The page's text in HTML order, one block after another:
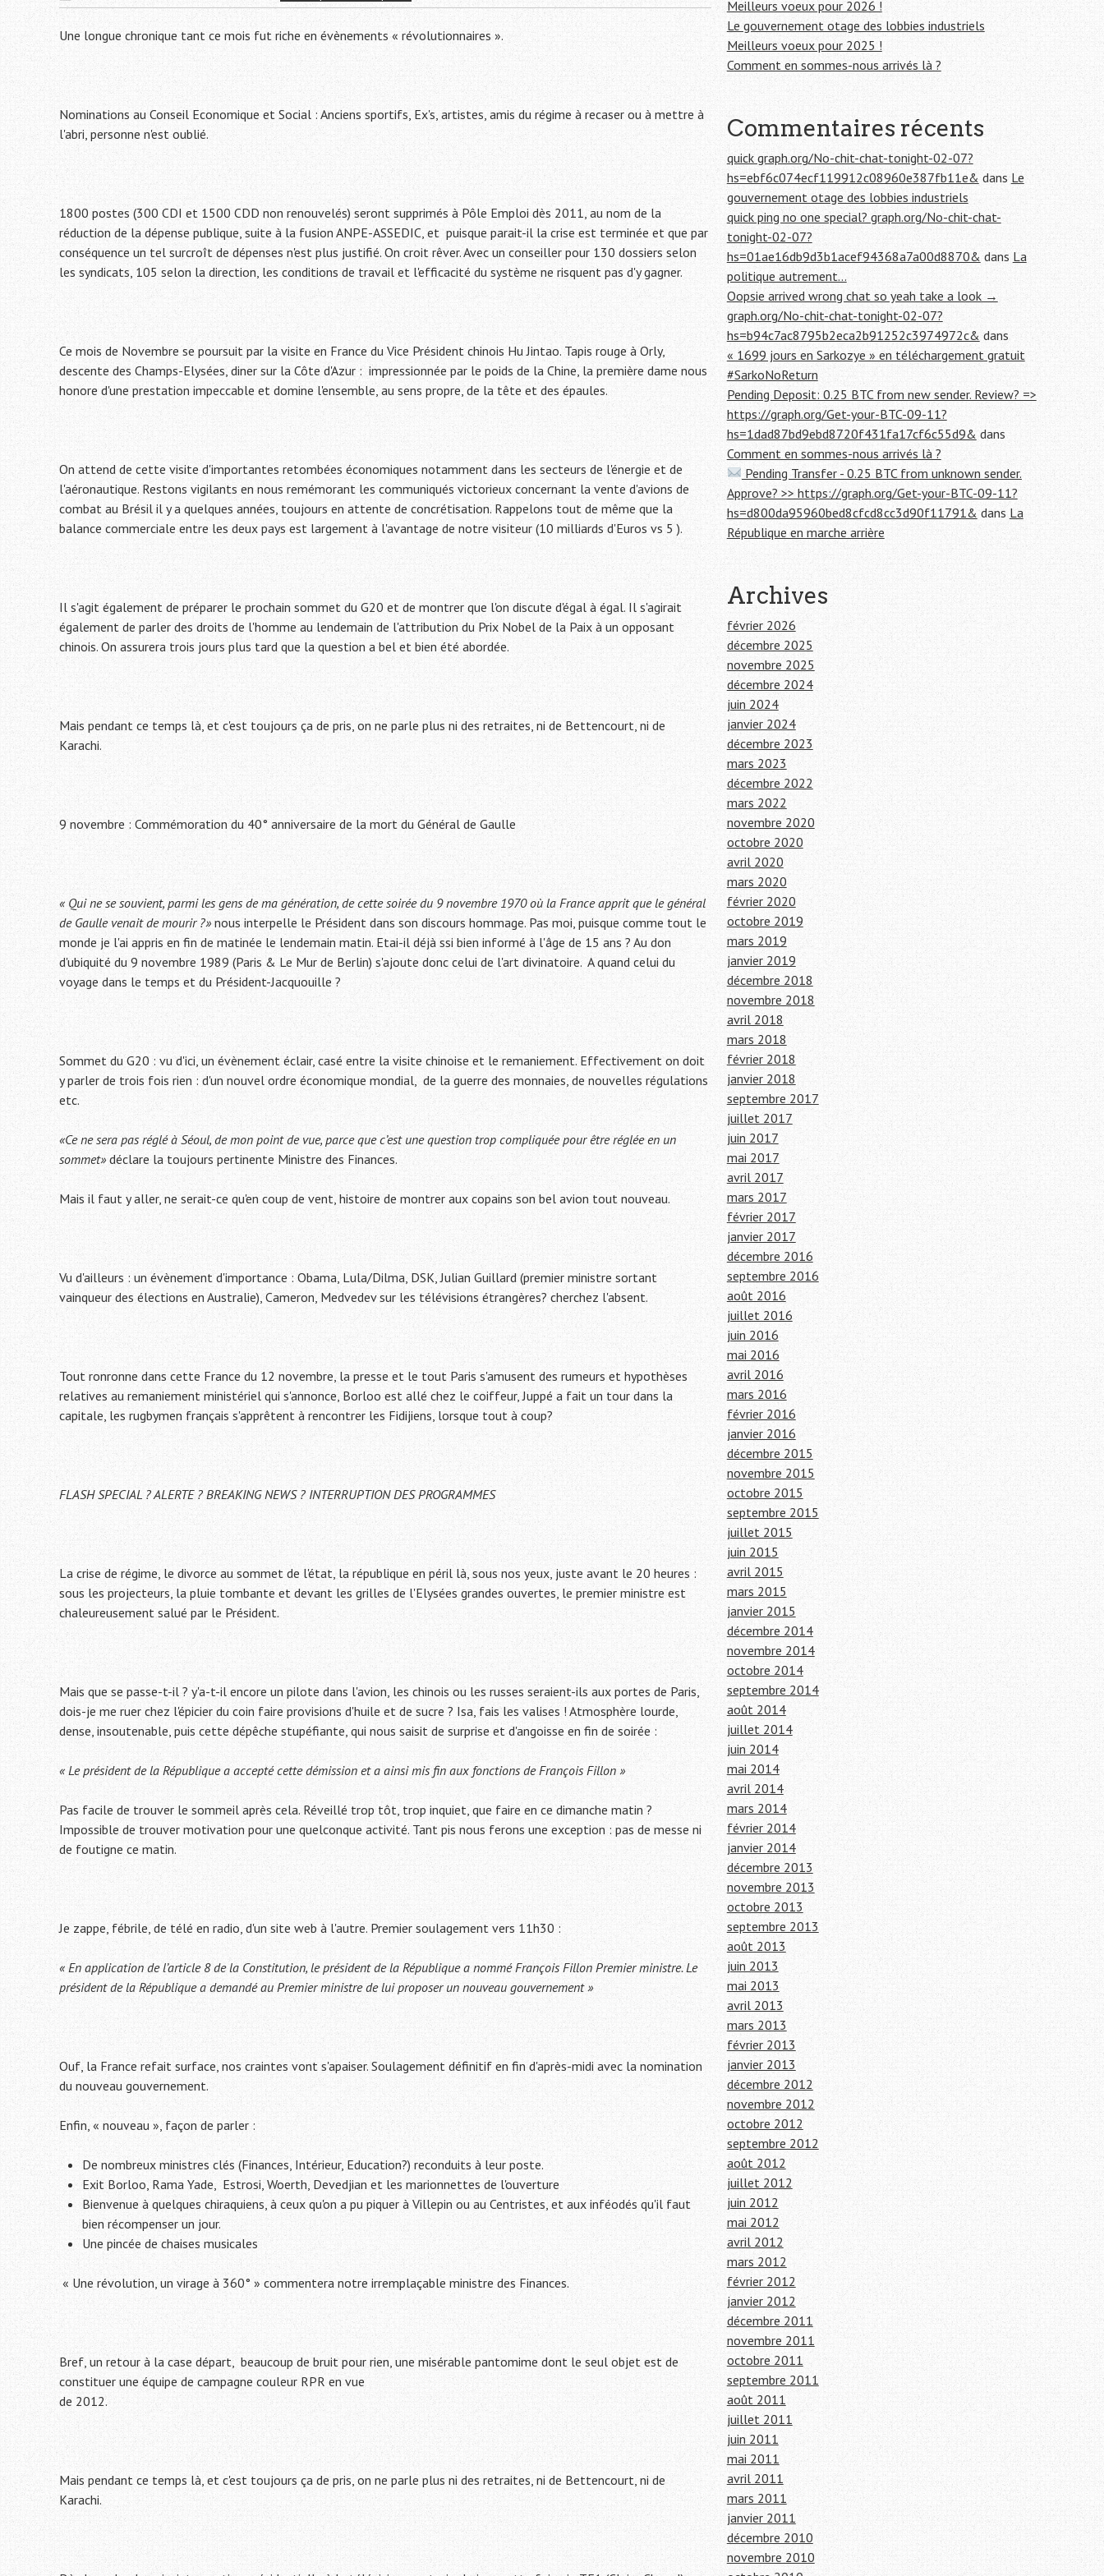
Une longue chronique tant ce mois fut riche en évènements « révolutionnaires ».
Nominations au Conseil Economique et Social : Anciens sportifs, Ex's, artistes, amis du régime à recaser ou à mettre à
l'abri, personne n'est oublié.
1800 postes (300 CDI et 1500 CDD non renouvelés) seront supprimés à Pôle Emploi dès 2011, au nom de la
réduction de la dépense publique, suite à la fusion ANPE-ASSEDIC, et puisque parait-il la crise est terminée et que par
conséquence un tel surcroît de dépenses n'est plus justifié. On croit rêver. Avec un conseiller pour 130 dossiers selon
les syndicats, 105 selon la direction, les conditions de travail et l'efficacité du système ne risquent pas d'y gagner.
Ce mois de Novembre se poursuit par la visite en France du Vice Président chinois Hu Jintao. Tapis rouge à Orly,
descente des Champs-Elysées, diner sur la Côte d'Azur : impressionnée par le poids de la Chine, la première dame nous
honore d'une prestation impeccable et domine l'ensemble, au sens propre, de la tête et des épaules.
On attend de cette visite d'importantes retombées économiques notamment dans les secteurs de l'énergie et de
l'aéronautique. Restons vigilants en nous remémorant les communiqués victorieux concernant la vente d'avions de
combat au Brésil il y a quelques années, toujours en attente de concrétisation. Rappelons tout de même que la
balance commerciale entre les deux pays est largement à l'avantage de notre visiteur (10 milliards d'Euros vs 5 ).
Il s'agit également de préparer le prochain sommet du G20 et de montrer que l'on discute d'égal à égal. Il s'agirait
également de parler des droits de l'homme au lendemain de l'attribution du Prix Nobel de la Paix à un opposant
chinois. On assurera trois jours plus tard que la question a bel et bien été abordée.
Mais pendant ce temps là, et c'est toujours ça de pris, on ne parle plus ni des retraites, ni de Bettencourt, ni de
Karachi.
9 novembre : Commémoration du 40° anniversaire de la mort du Général de Gaulle
« Qui ne se souvient, parmi les gens de ma génération, de cette soirée du 9 novembre 1970 où la France apprit que le général
de Gaulle venait de mourir ?»nous interpelle le Président dans son discours hommage. Pas moi, puisque comme tout le
monde je l'ai appris en fin de matinée le lendemain matin. Etai-il déjà ssi bien informé à l'âge de 15 ans ? Au don
d'ubiquité du 9 novembre 1989 (Paris & Le Mur de Berlin) s'ajoute donc celui de l'art divinatoire. A quand celui du
voyage dans le temps et du Président-Jacquouille ?
Sommet du G20 : vu d'ici, un évènement éclair, casé entre la visite chinoise et le remaniement. Effectivement on doit
y parler de trois fois rien : d'un nouvel ordre économique mondial, de la guerre des monnaies, de nouvelles régulations
etc.
«Ce ne sera pas réglé à Séoul, de mon point de vue, parce que c’est une question trop compliquée pour être réglée en un
sommet»déclare la toujours pertinente Ministre des Finances.
Mais il faut y aller, ne serait-ce qu'en coup de vent, histoire de montrer aux copains son bel avion tout nouveau.
Vu d'ailleurs : un évènement d'importance : Obama, Lula/Dilma, DSK, Julian Guillard (premier ministre sortant
vainqueur des élections en Australie), Cameron, Medvedev sur les télévisions étrangères? cherchez l'absent.
Tout ronronne dans cette France du 12 novembre, la presse et le tout Paris s'amusent des rumeurs et hypothèses
relatives au remaniement ministériel qui s'annonce, Borloo est allé chez le coiffeur, Juppé a fait un tour dans la
capitale, les rugbymen français s'apprêtent à rencontrer les Fidijiens, lorsque tout à coup?
FLASH SPECIAL ? ALERTE ? BREAKING NEWS ? INTERRUPTION DES PROGRAMMES
La crise de régime, le divorce au sommet de l'état, la république en péril là, sous nos yeux, juste avant le 20 heures :
sous les projecteurs, la pluie tombante et devant les grilles de l'Elysées grandes ouvertes, le premier ministre est
chaleureusement salué par le Président.
Mais que se passe-t-il ? y'a-t-il encore un pilote dans l'avion, les chinois ou les russes seraient-ils aux portes de Paris,
dois-je me ruer chez l'épicier du coin faire provisions d'huile et de sucre ? Isa, fais les valises ! Atmosphère lourde,
dense, insoutenable, puis cette dépêche stupéfiante, qui nous saisit de surprise et d'angoisse en fin de soirée :
« Le président de la République a accepté cette démission et a ainsi mis fin aux fonctions de François Fillon »
Pas facile de trouver le sommeil après cela. Réveillé trop tôt, trop inquiet, que faire en ce dimanche matin ?
Impossible de trouver motivation pour une quelconque activité. Tant pis nous ferons une exception : pas de messe ni
de foutigne ce matin.
Je zappe, fébrile, de télé en radio, d'un site web à l'autre. Premier soulagement vers 11h30 :
« En application de l’article 8 de la Constitution, le président de la République a nommé François Fillon Premier ministre. Le
président de la République a demandé au Premier ministre de lui proposer un nouveau gouvernement »
Ouf, la France refait surface, nos craintes vont s'apaiser. Soulagement définitif en fin d'après-midi avec la nomination
du nouveau gouvernement.
Enfin, « nouveau », façon de parler :
De nombreux ministres clés (Finances, Intérieur, Education?) reconduits à leur poste.
Exit Borloo, Rama Yade, Estrosi, Woerth, Devedjian et les marionnettes de l'ouverture
Bienvenue à quelques chiraquiens, à ceux qu'on a pu piquer à Villepin ou au Centristes, et aux inféodés qu'il faut
bien récompenser un jour.
Une pincée de chaises musicales
« Une révolution, un virage à 360° » commentera notre irremplaçable ministre des Finances.
Bref, un retour à la case départ, beaucoup de bruit pour rien, une misérable pantomime dont le seul objet est de
constituer une équipe de campagne couleur RPR en vue
de 2012.
Mais pendant ce temps là, et c'est toujours ça de pris, on ne parle plus ni des retraites, ni de Bettencourt, ni de
Karachi.
r
:
Meilleurs voeux pour 2026 !
Le gouvernement otage des lobbies industriels
Meilleurs voeux pour 2025 !
Comment en sommes-nous arrivés là ?
Commentaires récents
quick graph.org/No-chit-chat-tonight-02-07?
hs=ebf6c074ecf119912c08960e387fb11e& dans Le
gouvernement otage des lobbies industriels
quick ping no one special? graph.org/No-chit-chat-
tonight-02-07?
hs=01ae16db9d3b1acef94368a7a00d8870& dans La
politique autrement…
Oopsie arrived wrong chat so yeah take a look →
graph.org/No-chit-chat-tonight-02-07?
hs=b94c7ac8795b2eca2b91252c3974972c& dans
« 1699 jours en Sarkozye » en téléchargement gratuit
#SarkoNoReturn
Pending Deposit: 0.25 BTC from new sender. Review? =>
https://graph.org/Get-your-BTC-09-11?
hs=1dad87bd9ebd8720f431fa17cf6c55d9& dans
Comment en sommes-nous arrivés là ?
Pending Transfer - 0.25 BTC from unknown sender.
Approve? >> https://graph.org/Get-your-BTC-09-11?
hs=d800da95960bed8cfcd8cc3d90f11791& dans La
République en marche arrière
Archives
février 2026
décembre 2025
novembre 2025
décembre 2024
juin 2024
janvier 2024
décembre 2023
mars 2023
décembre 2022
mars 2022
novembre 2020
octobre 2020
avril 2020
mars 2020
février 2020
octobre 2019
mars 2019
janvier 2019
décembre 2018
novembre 2018
avril 2018
mars 2018
février 2018
janvier 2018
septembre 2017
juillet 2017
juin 2017
mai 2017
avril 2017
mars 2017
février 2017
janvier 2017
décembre 2016
septembre 2016
août 2016
juillet 2016
juin 2016
mai 2016
avril 2016
mars 2016
février 2016
janvier 2016
décembre 2015
novembre 2015
octobre 2015
septembre 2015
juillet 2015
juin 2015
avril 2015
mars 2015
janvier 2015
décembre 2014
novembre 2014
octobre 2014
septembre 2014
août 2014
juillet 2014
juin 2014
mai 2014
avril 2014
mars 2014
février 2014
janvier 2014
décembre 2013
novembre 2013
octobre 2013
septembre 2013
août 2013
juin 2013
mai 2013
avril 2013
mars 2013
février 2013
janvier 2013
décembre 2012
novembre 2012
octobre 2012
septembre 2012
août 2012
juillet 2012
juin 2012
mai 2012
avril 2012
mars 2012
février 2012
janvier 2012
décembre 2011
novembre 2011
octobre 2011
septembre 2011
août 2011
juillet 2011
juin 2011
mai 2011
avril 2011
mars 2011
janvier 2011
décembre 2010
novembre 2010